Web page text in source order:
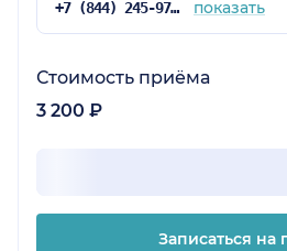
+7 (844) 245-97-65 показать
Стоимость приёма
3 200 ₽
Записаться на